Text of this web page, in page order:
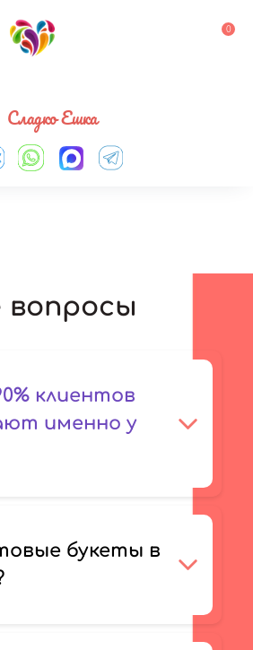
8 927 083 33 05 0
Сладко Ешка
клиентов
именно у
букеты в